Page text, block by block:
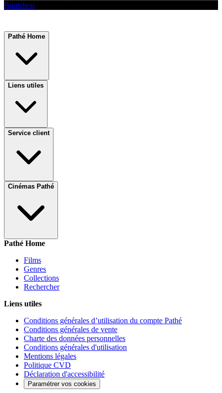
Boutchou
Pathé Home
Liens utiles
Service client
Cinémas Pathé
Pathé Home
Films
Genres
Collections
Rechercher
Liens utiles
Conditions générales d’utilisation du compte Pathé
Conditions générales de vente
Charte des données personnelles
Conditions générales d'utilisation
Mentions légales
Politique CVD
Déclaration d'accessibilité
Paramétrer vos cookies